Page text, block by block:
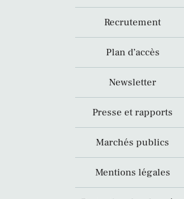
Recrutement
Plan d’accès
Newsletter
Presse et rapports
Marchés publics
Mentions légales